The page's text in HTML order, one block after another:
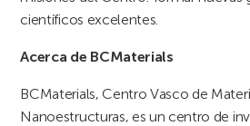
científicos excelentes.
Acerca de BCMaterials
BCMaterials, Centro Vasco de
Nanoestructuras, es un centro de